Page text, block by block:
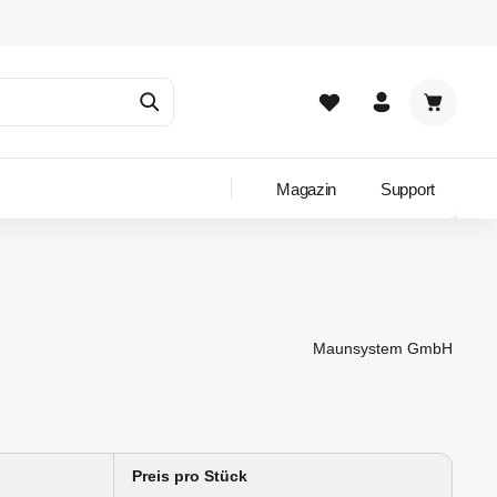
Magazin Support
Maunsystem GmbH
Preis pro Stück